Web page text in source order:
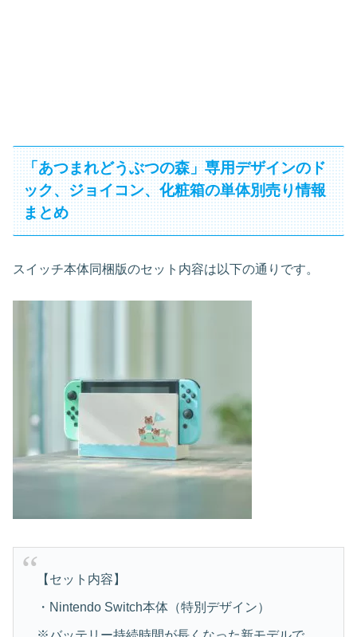
「あつまれどうぶつの森」専用デザインのド
ック、ジョイコン、化粧箱の単体別売り情報
まとめ
スイッチ本体同梱版のセット内容は以下の通りです。
【セット内容】
・Nintendo Switch本体（特別デザイン）